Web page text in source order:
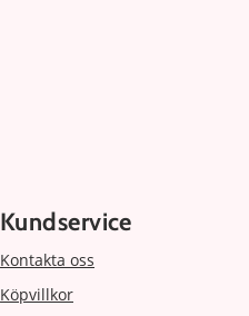
Kundservice
Kontakta oss
Köpvillkor